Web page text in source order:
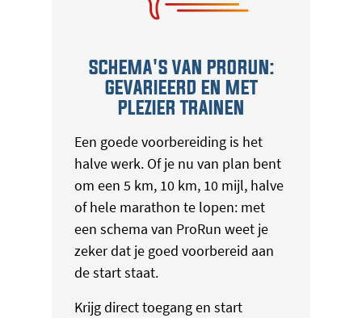
SCHEMA'S VAN PRORUN:
GEVARIEERD EN MET
PLEZIER TRAINEN
Een goede voorbereiding is het
halve werk. Of je nu van plan bent
om een 5 km, 10 km, 10 mijl, halve
of hele marathon te lopen: met
een schema van ProRun weet je
zeker dat je goed voorbereid aan
de start staat.
Krijg direct toegang en start